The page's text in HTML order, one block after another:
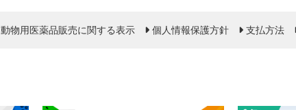
動物用医薬品販売に関する表示 個人情報保護方針 支払方法